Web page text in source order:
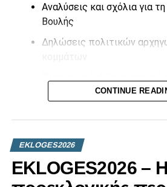
Αναλύσεις και σχόλια για
Βουλής
Δηλώσεις πολιτικών
πραγματικό χρόνο
συνδέσεις από τα εκλογικά κέντρα.
Μείνετε συντονισμένοι στο Vouli TV
CONTINUE
EKLOGES2026
EKLOGES2026 – H